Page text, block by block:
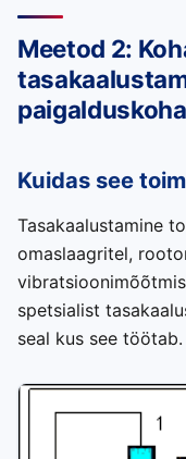
Meetod 2:
Kuidas see
Tasakaalustamine
omaslaagritel,
spetsialist
seal kus see töötab.